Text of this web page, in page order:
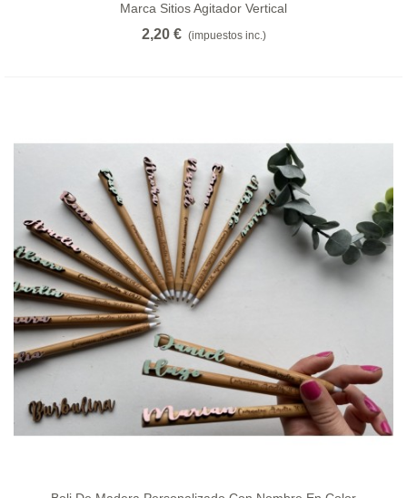
Marca Sitios Agitador Vertical
2,20 € (impuestos inc.)